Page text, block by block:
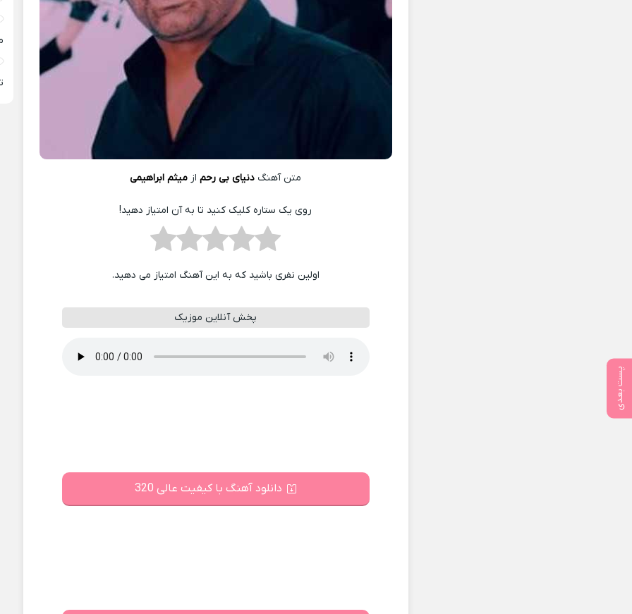
پست بعدی
متن آهنگ دنیای بی رحماز میثم ابراهیمی
روی یک ستاره کلیک کنید تا به آن امتیاز دهید!
اولین نفری باشید که به این آهنگ امتیاز می دهید.
پخش آنلاین موزیک
دانلود آهنگ با کیفیت عالی 320